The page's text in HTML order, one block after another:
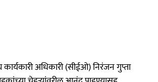
अधिकारी (सीईओ) निरंजन गुप्ता